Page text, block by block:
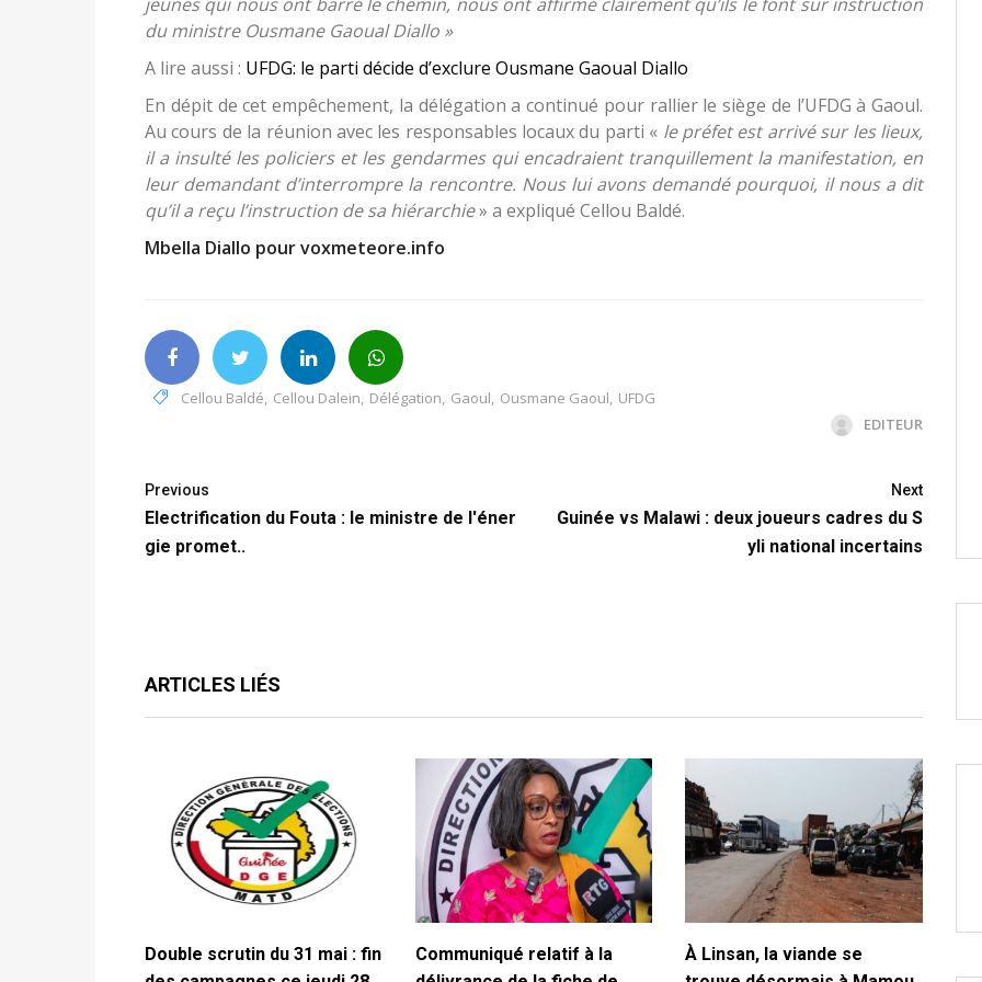
du ministre Ousmane Gaoual Diallo »
A lire aussi : UFDG: le parti décide d’exclure Ousmane Gaoual Diallo
En dépit de cet empêchement, la délégation a continué pour rallier le siège de l’UFDG à Gaoul.
Au cours de la réunion avec les responsables locaux du parti « le préfet est arrivé sur les lieux,
il a insulté les policiers et les gendarmes qui encadraient tranquillement la manifestation, en
leur demandant d’interrompre la rencontre. Nous lui avons demandé pourquoi, il nous a dit
qu’il a reçu l’instruction de sa hiérarchie» a expliqué Cellou Baldé.
Mbella Diallo pour voxmeteore.info
Cellou Baldé, Cellou Dalein, Délégation, Gaoul, Ousmane Gaoul, UFDG
EDITEUR
Previous
Electrification du Fouta : le ministre de l'éner
gie promet..
Next
Guinée vs Malawi : deux joueurs cadres du S
yli national incertains
ARTICLES LIÉS
Double scrutin du 31 mai : fin
Communiqué relatif à la
À Linsan, la viande se